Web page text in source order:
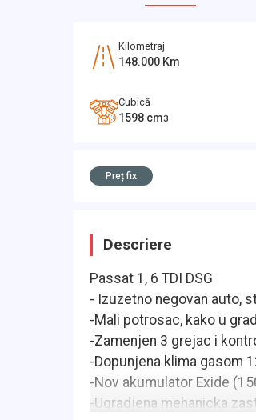
Kilometraj
148.000 Km
Cubică
1598 cm3
Preț fix
Descriere
Passat 1, 6 TDI DSG
- Izuzetno negovan auto,
-Mali potrosac, kako u
-Zamenjen 3 grejac i
-Dopunjena klima gasom
-Nov akumulator Exide
-Ugradjena mehanicka